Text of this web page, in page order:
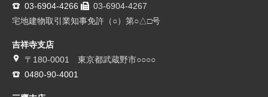
03-6904-4266
03-6904-4267
宅地建物取引業知事免許（○）第○△□号
吉祥寺支店
〒180-0001 東京都武蔵野市○○○○
0480-90-4001